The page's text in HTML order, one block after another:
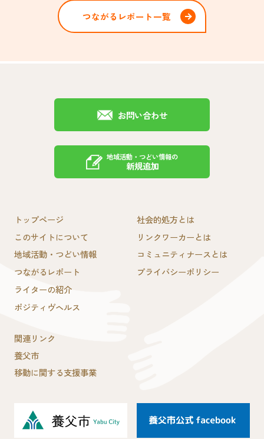
つながるレポート一覧
お問い合わせ
地域活動・つどい情報の
新規追加
トップページ
このサイトについて
地域活動・つどい情報
つながるレポート
ライターの紹介
ポジティヴヘルス
社会的処方とは
リンクワーカーとは
コミュニティナースとは
プライバシーポリシー
関連リンク
養父市
移動に関する支援事業